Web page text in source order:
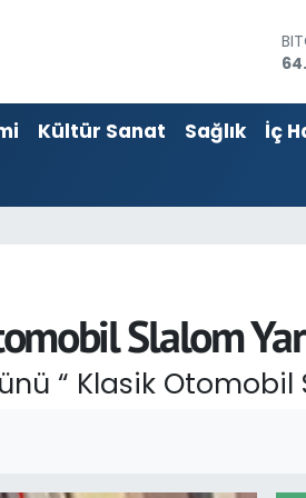
Kültür Sanat Sağlık İç
Slalom
“ Klasik Otomobil